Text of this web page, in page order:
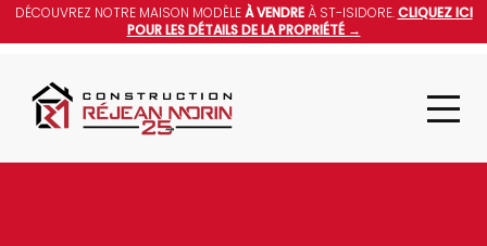
DÉCOUVREZ NOTRE MAISON MODÈLEÀ VENDREÀ ST-ISIDORE.CLIQUEZ ICI
POUR LES DÉTAILS DE LA PROPRIÉTÉ →